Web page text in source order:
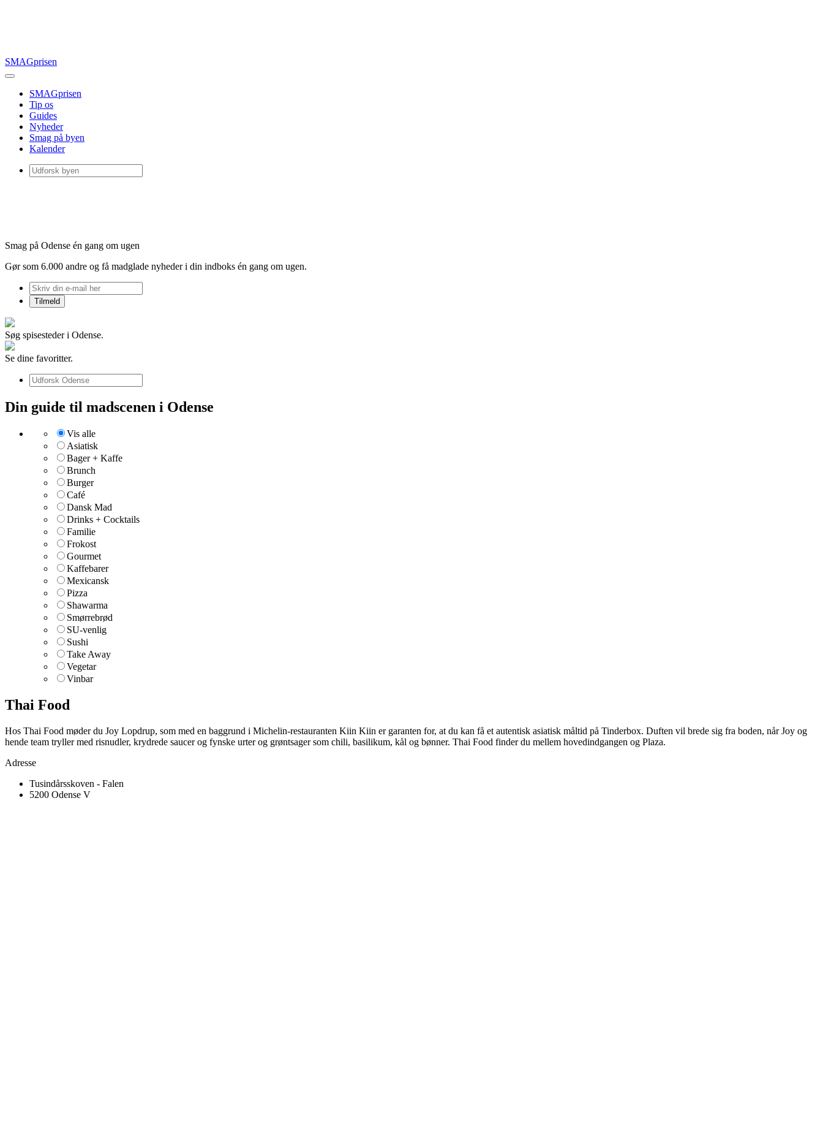
SMAGprisen
SMAGprisen
Tip os
Guides
Nyheder
Smag på byen
Kalender
Smag på Odense én gang om ugen
Gør som 6.000 andre og få madglade nyheder i din indboks én gang om ugen.
Søg spisesteder i Odense.
Se dine favoritter.
Din guide til madscenen i Odense
Vis alle
Asiatisk
Bager + Kaffe
Brunch
Burger
Café
Dansk Mad
Drinks + Cocktails
Familie
Frokost
Gourmet
Kaffebarer
Mexicansk
Pizza
Shawarma
Smørrebrød
SU-venlig
Sushi
Take Away
Vegetar
Vinbar
Thai Food
Hos Thai Food møder du Joy Lopdrup, som med en baggrund i Michelin-restauranten Kiin Kiin er garanten for, at du kan få et autentisk asiatisk måltid på Tinderbox. Duften vil brede sig fra boden, når Joy og
hende team tryller med risnudler, krydrede saucer og fynske urter og grøntsager som chili, basilikum, kål og bønner. Thai Food finder du mellem hovedindgangen og Plaza.
Adresse
Tusindårsskoven - Falen
5200 Odense V